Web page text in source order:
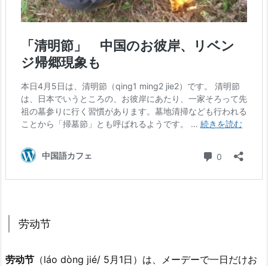
劳动节
劳动节 （láo dòng jié/ 5月1日）は、メーデーで一日だけお